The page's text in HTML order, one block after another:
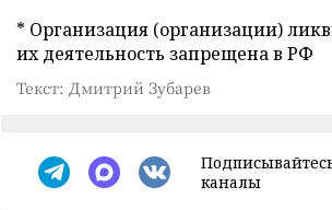
* Организация (организации)
их деятельность запрещена в РФ
Текст: Дмитрий Зубарев
каналы